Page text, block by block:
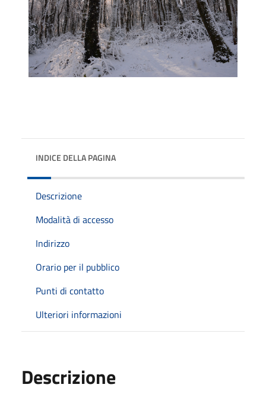
INDICE DELLA PAGINA
Descrizione
Modalità di accesso
Indirizzo
Orario per il pubblico
Punti di contatto
Ulteriori informazioni
Descrizione